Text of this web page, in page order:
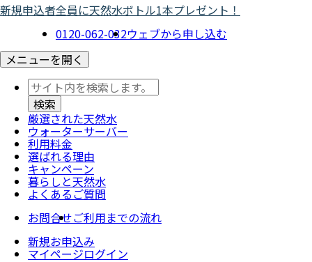
新規申込者全員に天然水ボトル1本プレゼント！
0120-062-032ウェブから申し込む
メニューを開く
厳選された天然水
ウォーターサーバー
利用料金
選ばれる理由
キャンペーン
暮らしと天然水
よくあるご質問
お問合せご利用までの流れ
新規お申込み
マイページログイン